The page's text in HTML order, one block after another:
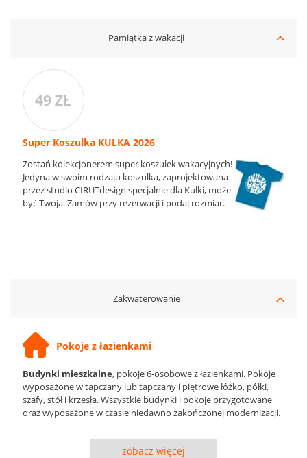
Pamiątka z wakacji
49 ZŁ
Super Koszulka KULKA 2026
Zostań kolekcjonerem super koszulek wakacyjnych!
Jedyna w swoim rodzaju koszulka, zaprojektowana
przez studio CIRUTdesign specjalnie dla Kulki, może
być Twoja. Zamów przy rezerwacji i podaj rozmiar.
Zakwaterowanie
Pokoje z łazienkami
Budynki mieszkalne, pokoje 6-osobowe z łazienkami. Pokoje
wyposażone w tapczany lub tapczany i piętrowe łóżko, półki,
szafy, stół i krzesła. Wszystkie budynki i pokoje przygotowane
oraz wyposażone w czasie niedawno zakończonej modernizacji.
zobacz więcej